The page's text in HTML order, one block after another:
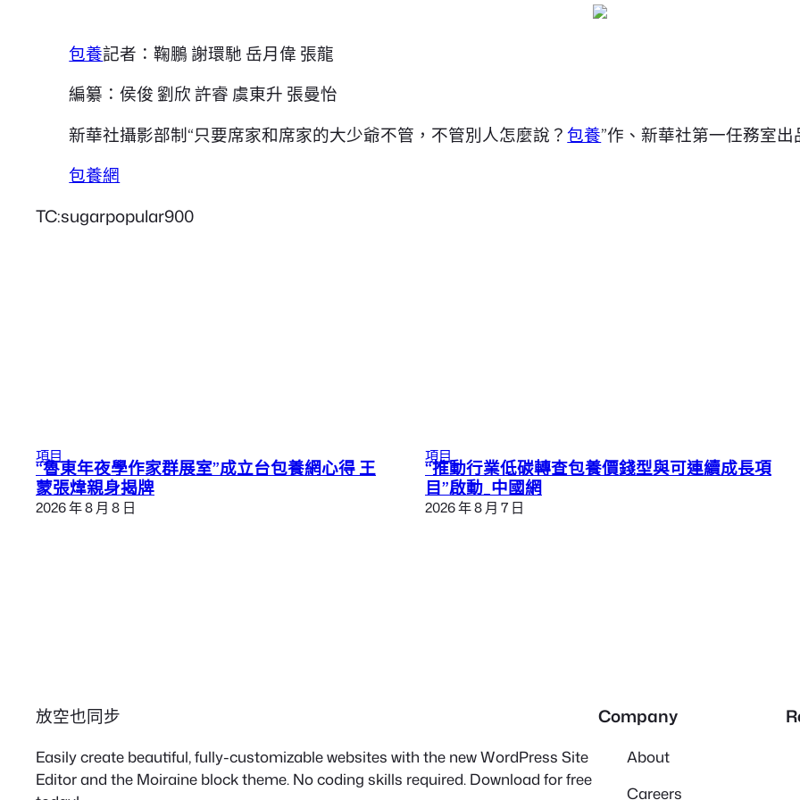
包養記者：鞠鵬 謝環馳 岳月偉 張龍
編纂：侯俊 劉欣 許睿 虞東升 張曼怡
新華社攝影部制“只要席家和席家的大少爺不管，不管別人怎麼說？包養”作、新華社第一任務室出
包養網
TC:sugarpopular900
項目
“魯東年夜學作家群展室”成立台包養網心得 王
蒙張煒親身揭牌
2026 年 8 月 8 日
項目
“推動行業低碳轉查包養價錢型與可連續成長項
目”啟動_中國網
2026 年 8 月 7 日
放空也同步
Easily create beautiful, fully-customizable websites with the new WordPress Site
Editor and the Moiraine block theme. No coding skills required. Download for free
Company
About
Careers